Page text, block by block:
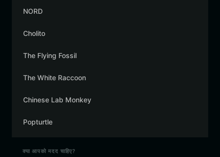
NORD
Cholito
The Flying Fossil
The White Raccoon
Chinese Lab Monkey
Popturtle
क्या आपको मदद चाहिए?